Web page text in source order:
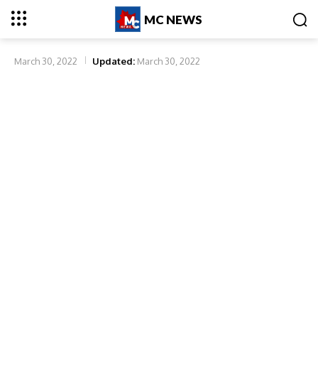
MC NEWS
March 30, 2022 Updated: March 30, 2022